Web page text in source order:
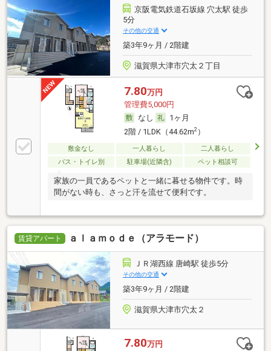
京阪電気鉄道石坂線 穴太駅 徒歩
5分
その他の交通
築3年9ヶ月 / 2階建
滋賀県大津市穴太２丁目
7.80万円
管理費5,000円
なし
1ヶ月
2階 / 1LDK（44.62m2）
敷金なし 一人暮らし
二人暮らし
バス・トイレ別
駐車場(近隣含) ペット相談可
家族の一員であるペットと一緒に暮せる物件です。時
間がない時も、さっと汗を流せて便利です。
賃貸アパート ａｌａｍｏｄｅ（アラモード）
ＪＲ湖西線 唐崎駅 徒歩5分
その他の交通
築3年9ヶ月 / 2階建
滋賀県大津市穴太２
7.80万円